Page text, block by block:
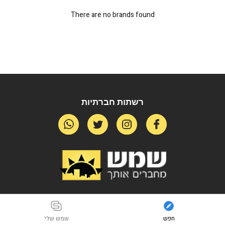
There are no brands found
רשתות חברתיות
חפש שמש שלי